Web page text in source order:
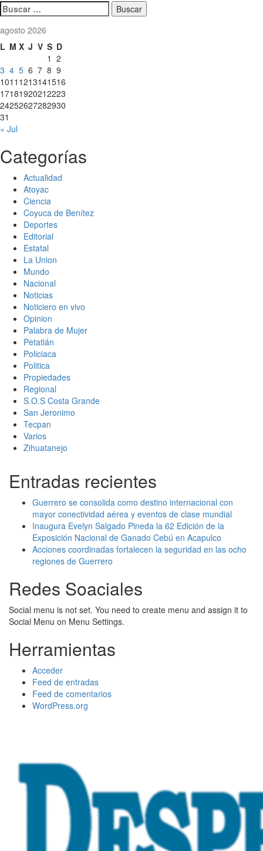
Buscar:
agosto 2026
L M X J V S D
1 2
3 4 5 6 7 8 9
1011 1213141516
17181920212223
24252627282930
31
« Jul
Categorías
Actualidad
Atoyac
Ciencia
Coyuca de Benítez
Deportes
Editorial
Estatal
La Union
Mundo
Nacional
Noticias
Noticiero en vivo
Opinion
Palabra de Mujer
Petatlán
Policiaca
Politica
Propiedades
Regional
S.O.S Costa Grande
San Jeronimo
Tecpan
Varios
Zihuatanejo
Entradas recientes
Guerrero se consolida como destino internacional con
mayor conectividad aérea y eventos de clase mundial
Inaugura Evelyn Salgado Pineda la 62 Edición de la
Exposición Nacional de Ganado Cebú en Acapulco
Acciones coordinadas fortalecen la seguridad en las ocho
regiones de Guerrero
Redes Soaciales
Social menu is not set. You need to create menu and assign it to
Social Menu on Menu Settings.
Herramientas
Acceder
Feed de entradas
Feed de comentarios
WordPress.org